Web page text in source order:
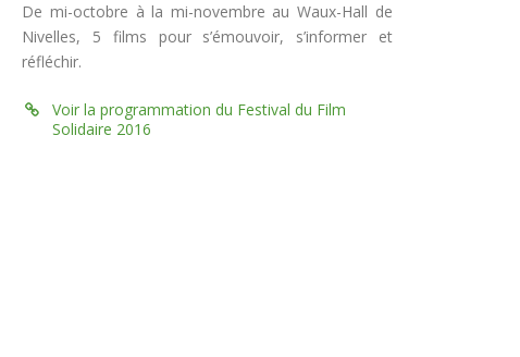
De mi-octobre à la mi-novembre au Waux-Hall de
Nivelles, 5 films pour s’émouvoir, s’informer et
réfléchir.
Voir la programmation du Festival du Film
Solidaire 2016